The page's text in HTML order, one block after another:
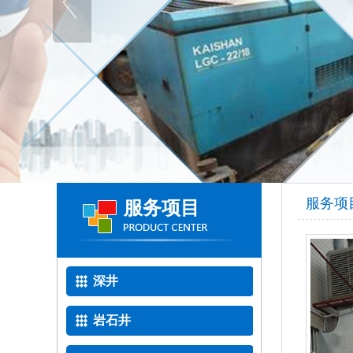
服务项目
深井
岩石井
服务项